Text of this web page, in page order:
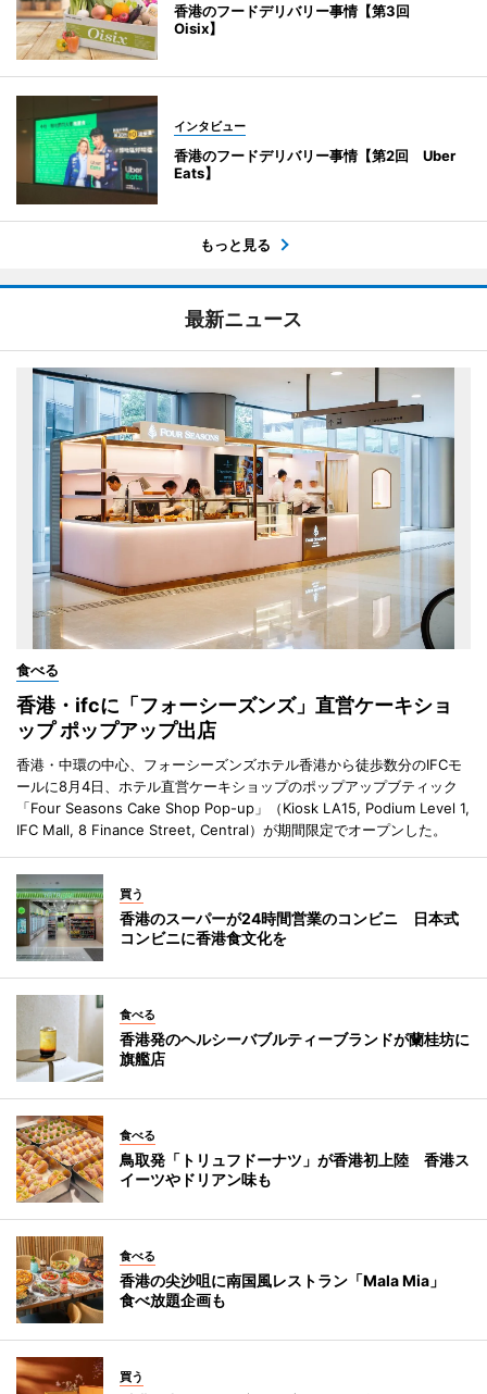
香港のフードデリバリー事情【第3回
Oisix】
インタビュー
香港のフードデリバリー事情【第2回 Uber
Eats】
もっと見る
最新ニュース
食べる
香港・ifcに「フォーシーズンズ」直営ケーキショ
ップ ポップアップ出店
香港・中環の中心、フォーシーズンズホテル香港から徒歩数分のIFCモ
ールに8月4日、ホテル直営ケーキショップのポップアップブティック
「Four Seasons Cake Shop Pop-up」（Kiosk LA15, Podium Level 1,
IFC Mall, 8 Finance Street, Central）が期間限定でオープンした。
買う
香港のスーパーが24時間営業のコンビニ 日本式
コンビニに香港食文化を
食べる
香港発のヘルシーバブルティーブランドが蘭桂坊に
旗艦店
食べる
鳥取発「トリュフドーナツ」が香港初上陸 香港ス
イーツやドリアン味も
食べる
香港の尖沙咀に南国風レストラン「Mala Mia」
食べ放題企画も
買う